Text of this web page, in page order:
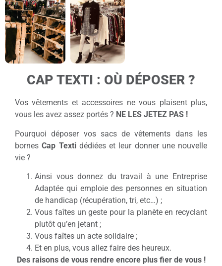
CAP TEXTI : OÙ DÉPOSER ?
Vos vêtements et accessoires ne vous plaisent plus,
vous les avez assez portés ? NE LES JETEZ PAS !
Pourquoi déposer vos sacs de vêtements dans les
bornesCap Textidédiées et leur donner une nouvelle
vie ?
Ainsi vous donnez du travail à une Entreprise
Adaptée qui emploie des personnes en situation
de handicap (récupération, tri, etc…) ;
Vous faîtes un geste pour la planète en recyclant
plutôt qu’en jetant ;
Vous faîtes un acte solidaire ;
Et en plus, vous allez faire des heureux.
Des raisons de vous rendre encore plus fier de vous !